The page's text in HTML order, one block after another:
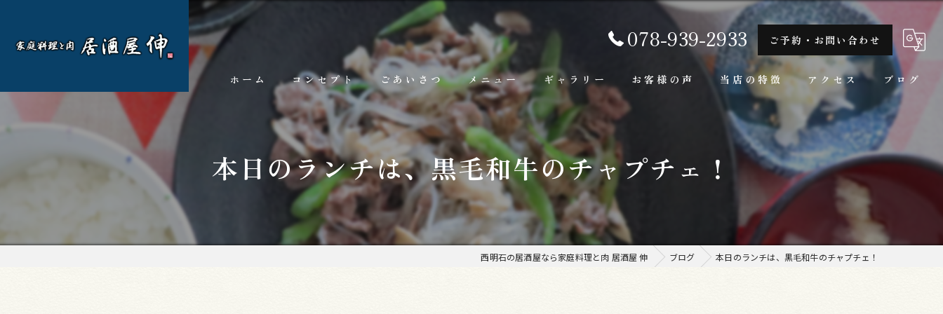
078-939-2933 ご予約・お問い合わせ
ホーム コンセプト ごあいさつ メニュー
ランチ
お料理
お飲み物
ギャラリー お客様の声 当店の特徴
隠れ家
一人
ランチ
家庭料理
アクセス ブログ
本日のランチは、黒毛和牛のチャプチェ！
西明石の居酒屋なら家庭料理と肉 居酒屋 伸 ブログ 本日のランチは、黒毛和牛のチャプチェ！